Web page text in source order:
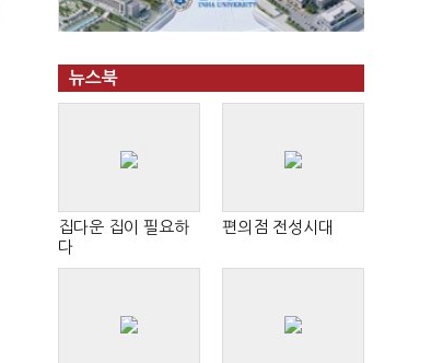
뉴스북
집다운 집이 필요하
다
편의점 전성시대